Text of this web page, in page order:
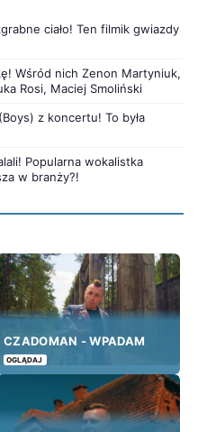
ciało! Ten filmik gwiazdy
Wśród nich Zenon Martyniuk,
Rosi, Maciej Smoliński
z koncertu! To była
Popularna wokalistka
w branży?!
CZADOMAN - WPADAM
OGLĄDAJ